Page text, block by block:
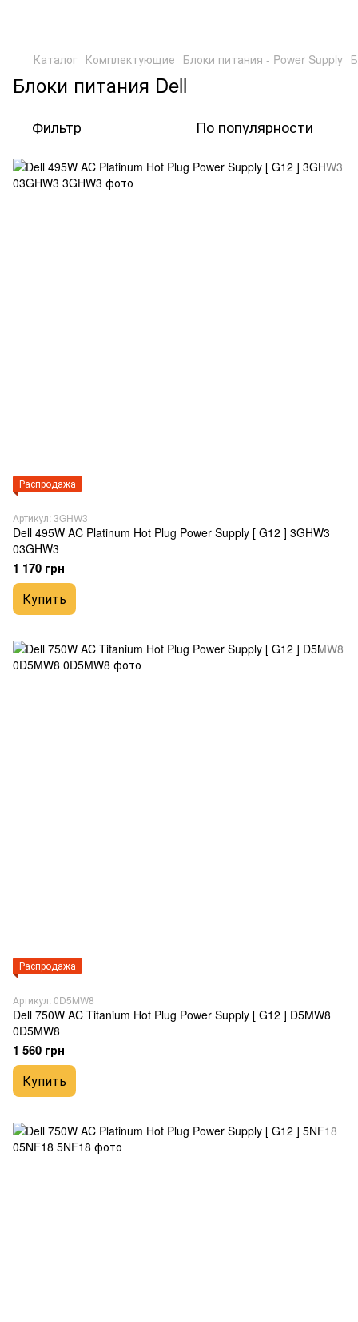
Каталог Комплектующие Блоки питания - Power Supply
Блоки питания Dell
Фильтр По популярности
Распродажа
Артикул: 3GHW3
Dell 495W AC Platinum Hot Plug Power Supply [ G12 ] 3GHW3
03GHW3
1 170 грн
Купить
Распродажа
Артикул: 0D5MW8
Dell 750W AC Titanium Hot Plug Power Supply [ G12 ] D5MW8
0D5MW8
1 560 грн
Купить